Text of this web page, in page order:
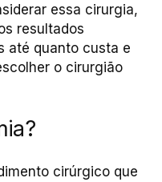
essa cirurgia,
resultados
até quanto custa e
o cirurgião
cirúrgico que